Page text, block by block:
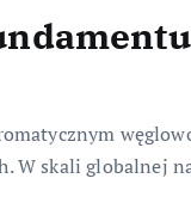
W skali globalnej